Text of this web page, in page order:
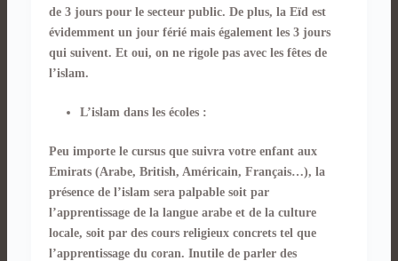
de 3 jours pour le secteur public. De plus, la Eïd est
évidemment un jour férié mais également les 3 jours
qui suivent. Et oui, on ne rigole pas avec les fêtes de
l’islam.
L’islam dans les écoles :
Peu importe le cursus que suivra votre enfant aux
Emirats (Arabe, British, Américain, Français…), la
présence de l’islam sera palpable soit par
l’apprentissage de la langue arabe et de la culture
locale, soit par des cours religieux concrets tel que
l’apprentissage du coran. Inutile de parler des